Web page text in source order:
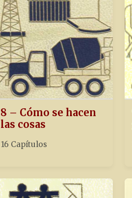
8 – Cómo se hacen
las cosas
16 Capítulos